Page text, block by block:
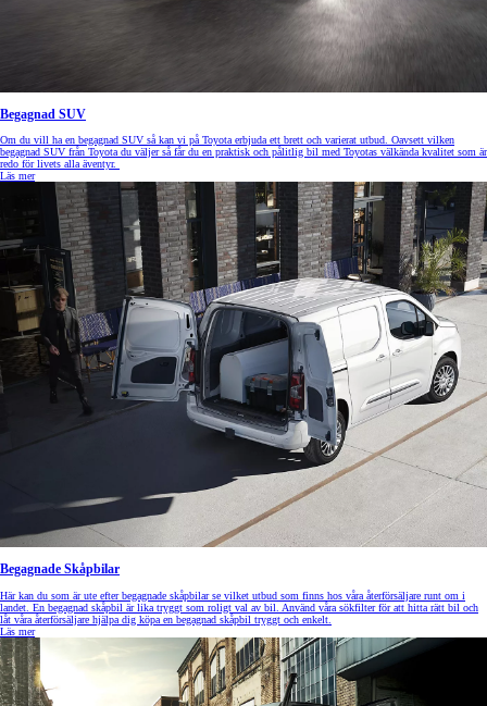
Begagnad SUV
Om du vill ha en begagnad SUV så kan vi på Toyota erbjuda ett brett och varierat utbud. Oavsett vilken
begagnad SUV från Toyota du väljer så får du en praktisk och pålitlig bil med Toyotas välkända kvalitet som är
redo för livets alla äventyr.
Läs mer
Begagnade Skåpbilar
Här kan du som är ute efter begagnade skåpbilar se vilket utbud som finns hos våra återförsäljare runt om i
landet. En begagnad skåpbil är lika tryggt som roligt val av bil. Använd våra sökfilter för att hitta rätt bil och
låt våra återförsäljare hjälpa dig köpa en begagnad skåpbil tryggt och enkelt.
Läs mer